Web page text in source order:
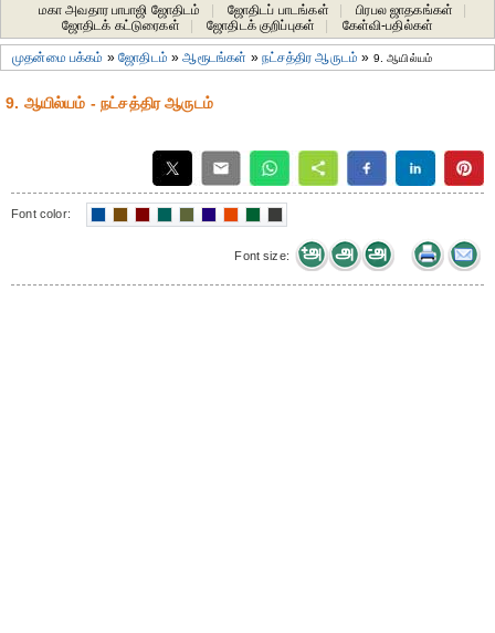
மகா அவதார பாபாஜி ஜோதிடம் ஜோதிடப் பாடங்கள் பிரபல ஜாதகங்கள்
ஜோதிடக் கட்டுரைகள்
ஜோதிடக் குறிப்புகள் கேள்வி-பதில்கள்
முதன்மை பக்கம் »ஜோதிடம் »ஆரூடங்கள் »நட்சத்திர ஆருடம் » 9. ஆயில்யம்
9. ஆயில்யம் - நட்சத்திர ஆருடம்
Font color:
Font size: